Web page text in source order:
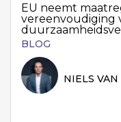
EU neemt
vereenvoudiging
BLOG
NIELS